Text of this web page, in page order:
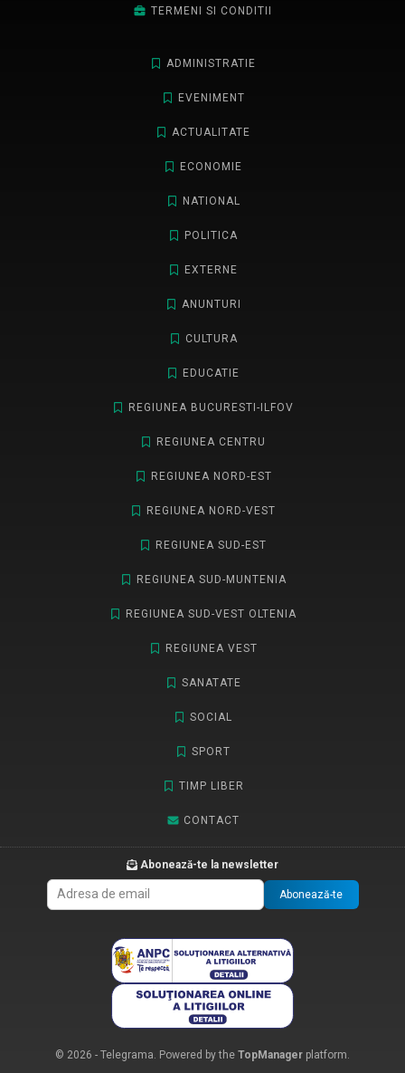
TERMENI SI CONDITII
ADMINISTRATIE
EVENIMENT
ACTUALITATE
ECONOMIE
NATIONAL
POLITICA
EXTERNE
ANUNTURI
CULTURA
EDUCATIE
REGIUNEA BUCURESTI-ILFOV
REGIUNEA CENTRU
REGIUNEA NORD-EST
REGIUNEA NORD-VEST
REGIUNEA SUD-EST
REGIUNEA SUD-MUNTENIA
REGIUNEA SUD-VEST OLTENIA
REGIUNEA VEST
SANATATE
SOCIAL
SPORT
TIMP LIBER
CONTACT
Abonează-te la newsletter
Abonează-te
© 2026 - Telegrama. Powered by the TopManager platform.